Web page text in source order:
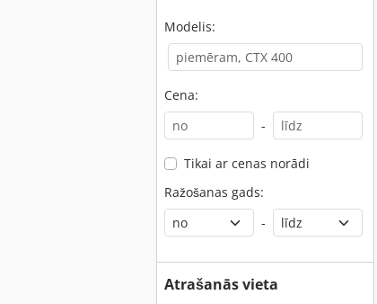
Modelis:
Cena:
-
Tikai ar cenas norādi
Ražošanas gads:
-
Atrašanās vieta